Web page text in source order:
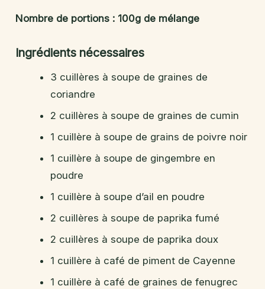
Nombre de portions : 100g de mélange
Ingrédients nécessaires
3 cuillères à soupe de graines de
coriandre
2 cuillères à soupe de graines de cumin
1 cuillère à soupe de grains de poivre noir
1 cuillère à soupe de gingembre en
poudre
1 cuillère à soupe d’ail en poudre
2 cuillères à soupe de paprika fumé
2 cuillères à soupe de paprika doux
1 cuillère à café de piment de Cayenne
1 cuillère à café de graines de fenugrec